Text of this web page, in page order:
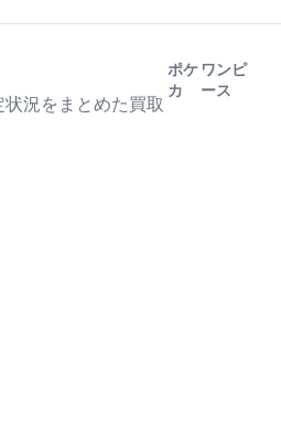
況をまとめた買取
ポケ
カ
ワンピ
ース